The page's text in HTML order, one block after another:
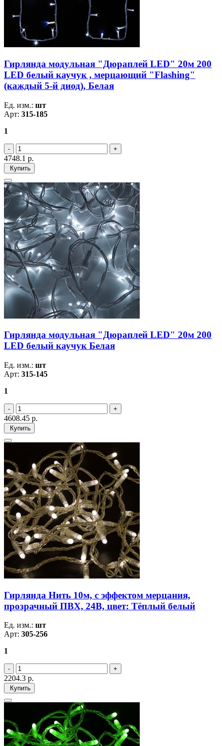
Гирлянда модульная "Дюраплей LED" 20м 200
LED белый каучук , мерцающий "Flashing"
(каждый 5-й диод), Белая
Ед. изм.: шт
Арт: 315-185
1
4748.1 р.
Купить
Гирлянда модульная "Дюраплей LED" 20м 200
LED белый каучук Белая
Ед. изм.: шт
Арт: 315-145
1
4608.45 р.
Купить
Гирлянда Нить 10м, с эффектом мерцания,
прозрачный ПВХ, 24В, цвет: Тёплый белый
Ед. изм.: шт
Арт: 305-256
1
2204.3 р.
Купить